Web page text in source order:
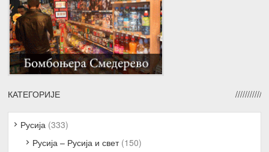
КАТЕГОРИЈЕ
Русија (333)
Русија – Русија и свет(150)